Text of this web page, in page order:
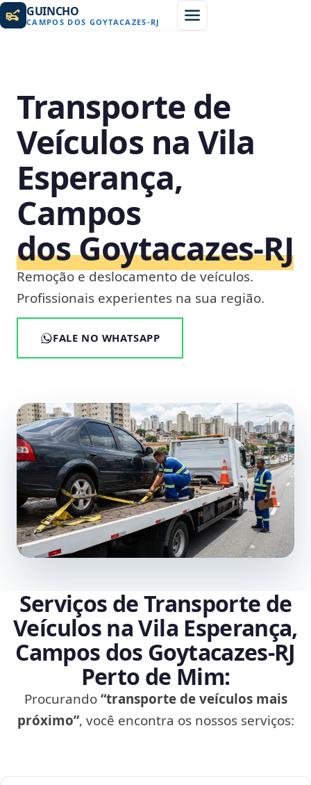
GUINCHO
CAMPOS DOS GOYTACAZES-RJ
Transporte de
Veículos na Vila
Esperança,
Campos
dos Goytacazes‑RJ
Remoção e deslocamento de veículos.
Profissionais experientes na sua região.
FALE NO WHATSAPP
Serviços de Transporte de
Veículos na Vila Esperança,
Campos dos Goytacazes‑RJ
Perto de Mim:
Procurando“transporte de veículos mais
próximo”, você encontra os nossos serviços: